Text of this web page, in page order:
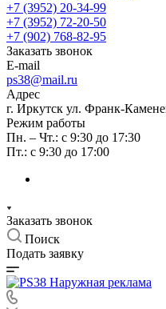
+7 (3952) 20-34-99
+7 (3952) 72-20-50
+7 (902) 768-82-95
Заказать звонок
E-mail
ps38@mail.ru
Адрес
г. Иркутск ул. Франк-
Режим работы
Пн. – Чт.: с 9:30 до 17:30
Пт.: с 9:30 до 17:00
Заказать звонок
Поиск
Подать заявку